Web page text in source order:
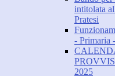
intitolata
Pratesi
- Primaria
2025